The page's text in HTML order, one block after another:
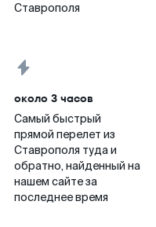
Ставрополя
около 3 часов
Самый быстрый
прямой перелет из
Ставрополя туда и
обратно, найденный на
нашем сайте за
последнее время